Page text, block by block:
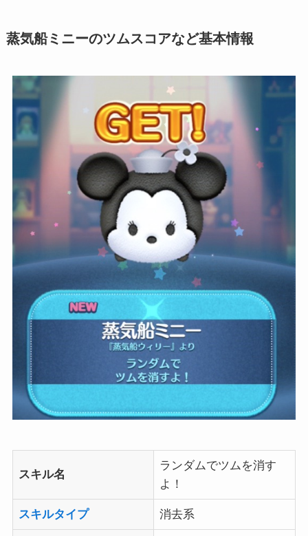
蒸気船ミニーのツムスコアなど基本情報
スキル名
ランダムでツムを消す
よ！
スキルタイプ 消去系